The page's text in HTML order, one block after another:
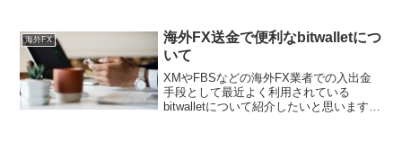
り返していくと借金が増え...
海外FX
海外FX送金で便利なbitwalletにつ
いて
XMやFBSなどの海外FX業者での入出金
手段として最近よく利用されている
bitwalletについて紹介したいと思います。